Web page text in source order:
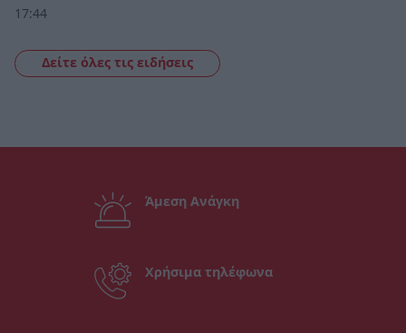
17:44
Δείτε όλες τις ειδήσεις
Άμεση Ανάγκη
Χρήσιμα τηλέφωνα